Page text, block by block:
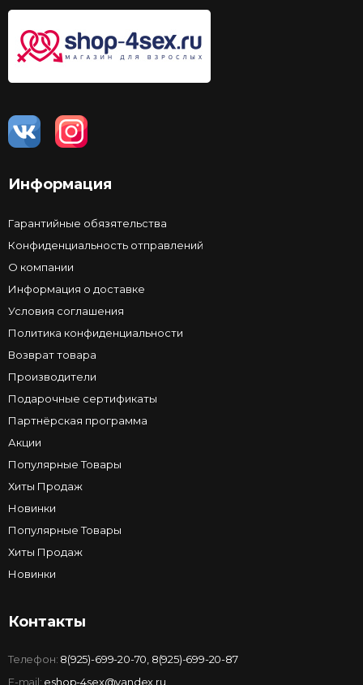
Информация
Гарантийные обязятельства
Конфиденциальность отправлений
О компании
Информация о доставке
Условия соглашения
Политика конфиденциальности
Возврат товара
Производители
Подарочные сертификаты
Партнёрская программа
Акции
Популярные Товары
Хиты Продаж
Новинки
Популярные Товары
Хиты Продаж
Новинки
Контакты
Телефон: 8(925)-699-20-70 8(925)-699-20-87
E-mail: eshop-4sex@yandex.ru